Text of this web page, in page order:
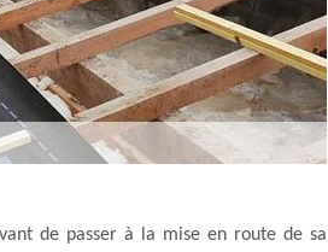
de passer à la mise en route de sa